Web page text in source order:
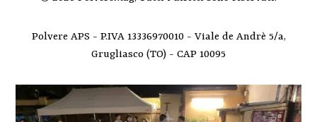
Polvere APS - P.IVA 13336970010 - Viale de Andrè 5/a,
Grugliasco (TO) - CAP 10095